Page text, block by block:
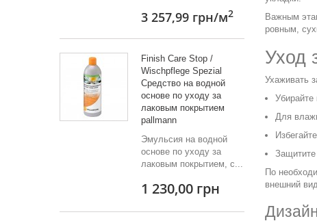
3 257,99 грн/м2
Finish Care Stop /
Wischpflege Spezial
Средство на водной
основе по уходу за
лаковым покрытием
pallmann
Эмульсия на водной
основе по уходу за
лаковым покрытием, с...
1 230,00 грн
Важным
ровным,
Уход
Ухаживать
Убирайте
Для
Защитите
По
внешний